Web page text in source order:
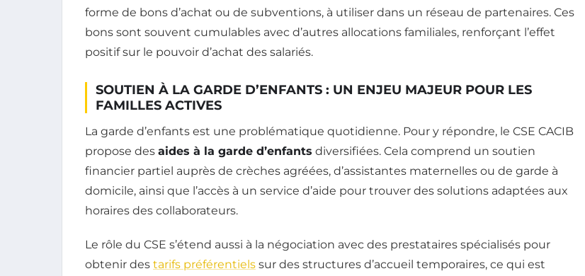
forme de bons d’achat ou de subventions, à utiliser dans un réseau de partenaires. Ces
bons sont souvent cumulables avec d’autres allocations familiales, renforçant l’effet
positif sur le pouvoir d’achat des salariés.
SOUTIEN À LA GARDE D’ENFANTS : UN ENJEU MAJEUR POUR LES
FAMILLES ACTIVES
La garde d’enfants est une problématique quotidienne. Pour y répondre, le CSE CACIB
propose des aides à la garde d’enfants diversifiées. Cela comprend un soutien
financier partiel auprès de crèches agréées, d’assistantes maternelles ou de garde à
domicile, ainsi que l’accès à un service d’aide pour trouver des solutions adaptées aux
horaires des collaborateurs.
Le rôle du CSE s’étend aussi à la négociation avec des prestataires spécialisés pour
obtenir des tarifs préférentiels sur des structures d’accueil temporaires, ce qui est